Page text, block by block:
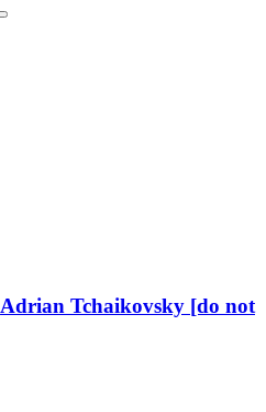
Adrian Tchaikovsky [do not